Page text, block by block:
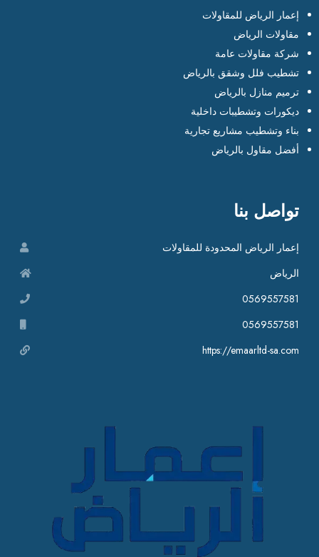
إعمار الرياض للمقاولات
مقاولات الرياض
شركة مقاولات عامة
تشطيب فلل وشقق بالرياض
ترميم منازل بالرياض
ديكورات وتشطيبات داخلية
بناء وتشطيب مشاريع تجارية
أفضل مقاول بالرياض
تواصل بنا
إعمار الرياض المحدودة للمقاولات
الرياض
0569557581
0569557581
https://emaarltd-sa.com